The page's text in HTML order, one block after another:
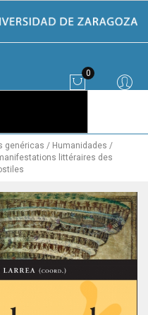
0
genéricas
Humanidades
littéraires des